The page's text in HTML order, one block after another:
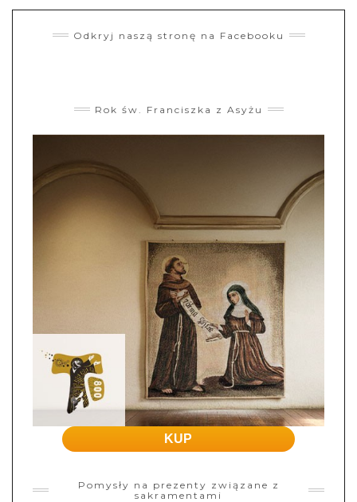
Odkryj naszą stronę na Facebooku
Rok św. Franciszka z Asyżu
KUP
Pomysły na prezenty związane z
sakramentami